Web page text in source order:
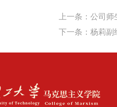
上一条：公司
下一条：杨莉副